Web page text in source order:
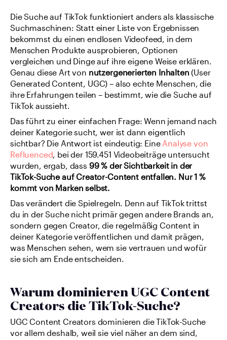
Die Suche auf TikTok funktioniert anders als klassische
Suchmaschinen: Statt einer Liste von Ergebnissen
bekommst du einen endlosen Videofeed, in dem
Menschen Produkte ausprobieren, Optionen
vergleichen und Dinge auf ihre eigene Weise erklären.
Genau diese Art von nutzergenerierten Inhalten (User
Generated Content, UGC) – also echte Menschen, die
ihre Erfahrungen teilen – bestimmt, wie die Suche auf
TikTok aussieht.
Das führt zu einer einfachen Frage: Wenn jemand nach
deiner Kategorie sucht, wer ist dann eigentlich
sichtbar? Die Antwort ist eindeutig: Eine Analyse von
Refluenced, bei der 159.451 Videobeiträge untersucht
wurden, ergab, dass 99 % der Sichtbarkeit in der
TikTok-Suche auf Creator-Content entfallen. Nur 1 %
kommt von Marken selbst.
Das verändert die Spielregeln. Denn auf TikTok trittst
du in der Suche nicht primär gegen andere Brands an,
sondern gegen Creator, die regelmäßig Content in
deiner Kategorie veröffentlichen und damit prägen,
was Menschen sehen, wem sie vertrauen und wofür
sie sich am Ende entscheiden.
Warum dominieren UGC Content
Creators die TikTok-Suche?
UGC Content Creators dominieren die TikTok-Suche
vor allem deshalb, weil sie viel näher an dem sind,